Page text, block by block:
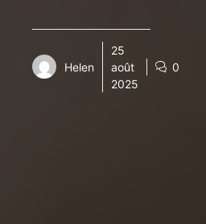
Helen
25
août
2025
0